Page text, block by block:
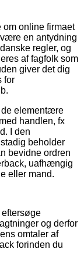
online firmaet
en antydning
regler, og
af fagfolk som
giver det dig
for
de elementære
handlen, fx
I den
beholder
bevidne ordren
uafhængig
eller mand.
og derfor
omtaler af
forinden du